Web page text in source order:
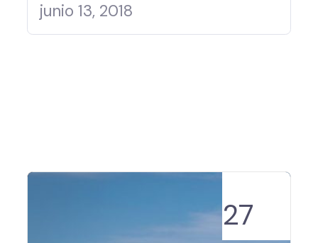
junio 13, 2018
27